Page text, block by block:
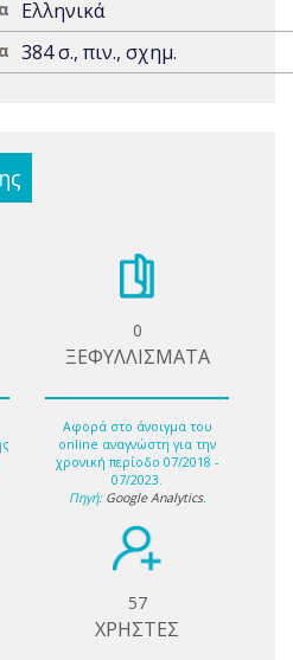
Ελληνικά
384 σ., πιν., σχημ.
0
ΞΕΦΥΛΛΙΣΜΑΤΑ
Αφορά στο άνοιγμα του
online αναγνώστη για την
χρονική περίοδο 07/2018 -
07/2023.
Πηγή: Google Analytics.
57
ΧΡΗΣΤΕΣ